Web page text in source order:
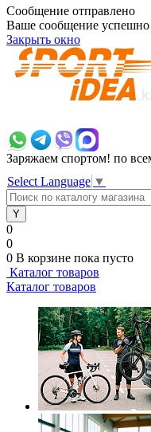
Сообщение отправлено
Ваше сообщение успешно
Закрыть окно
Заряжаем спортом! по
Select Language ▼
0
0
0 В корзине пока пусто
Каталог товаров
Каталог товаров